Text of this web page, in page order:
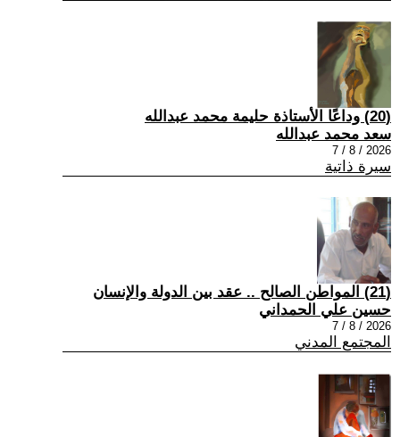
(20) وداعًا الأستاذة حليمة محمد عبدالله
سعد محمد عبدالله
2026 / 8 / 7
سيرة ذاتية
(21) المواطن الصالح .. عقد بين الدولة والإنسان
حسين علي الحمداني
2026 / 8 / 7
المجتمع المدني